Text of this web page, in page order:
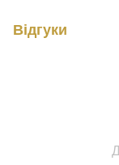
Відгуки